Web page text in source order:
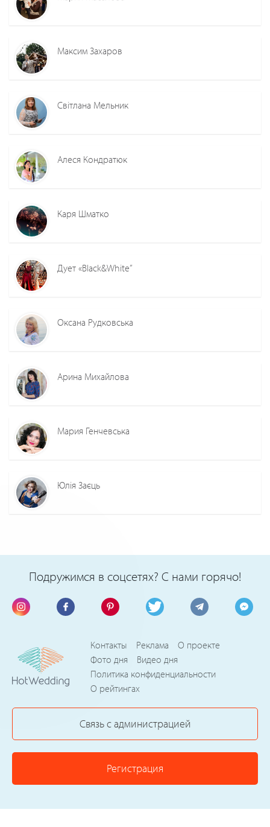
Максим Захаров
Світлана Мельник
Алеся Кондратюк
Каря Шматко
Дует «Black&White”
Оксана Рудковська
Арина Михайлова
Мария Генчевська
Юлія Заєць
Подружимся в соцсетях? С нами горячо!
Контакты Реклама
О проекте
Фото дня
Видео дня
Политика конфиденциальности
О рейтингах
Связь с администрацией
Регистрация